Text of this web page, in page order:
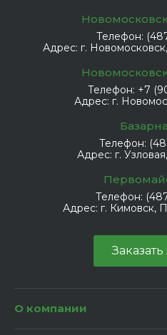
Телефон:
Адрес: г.
Телефон: +7
Адрес: г.
Телефон:
Адрес: г.
Телефон:
Адрес: г. Кимовск,
О компании